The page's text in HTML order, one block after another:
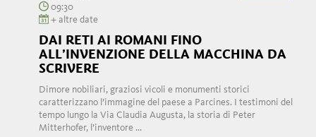
09:30
+ altre date
DAI RETI AI ROMANI FINO
ALL’INVENZIONE DELLA MACCHINA DA
SCRIVERE
Dimore nobiliari, graziosi vicoli e monumenti storici
caratterizzano l’immagine del paese a Parcines. I testimoni del
tempo lungo la Via Claudia Augusta, la storia di Peter
Mitterhofer, l’inventore ...